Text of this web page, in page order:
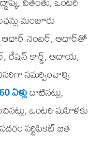
మంజూరు
ఆధార్ నెంబర్, ఆధార్‌తో
రేషన్ కార్డ్, ఆదాయ,
సమర్పించాల్సి
ఏళ్లుదాటినట్లు,
ఒంటరి మహిళకు
సర్టిఫికెట్ జత